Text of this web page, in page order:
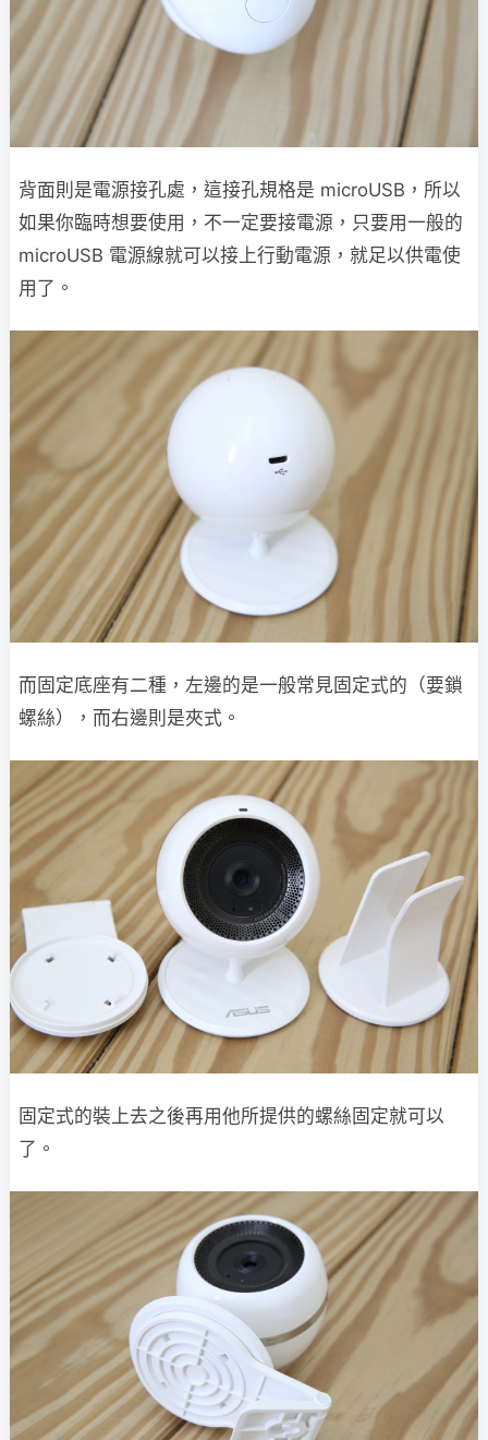
背面則是電源接孔處，這接孔規格是 microUSB，所以
如果你臨時想要使用，不一定要接電源，只要用一般的
microUSB 電源線就可以接上行動電源，就足以供電使
用了。
而固定底座有二種，左邊的是一般常見固定式的（要鎖
螺絲），而右邊則是夾式。
固定式的裝上去之後再用他所提供的螺絲固定就可以
了。